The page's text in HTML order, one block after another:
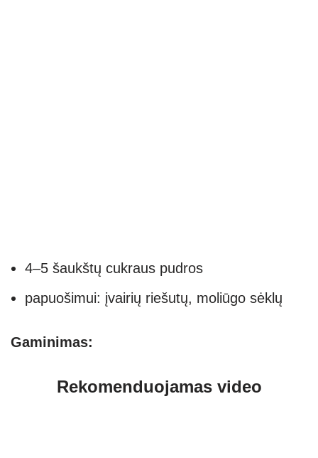
4–5 šaukštų cukraus pudros
papuošimui: įvairių riešutų, moliūgo sėklų
Gaminimas:
Rekomenduojamas video